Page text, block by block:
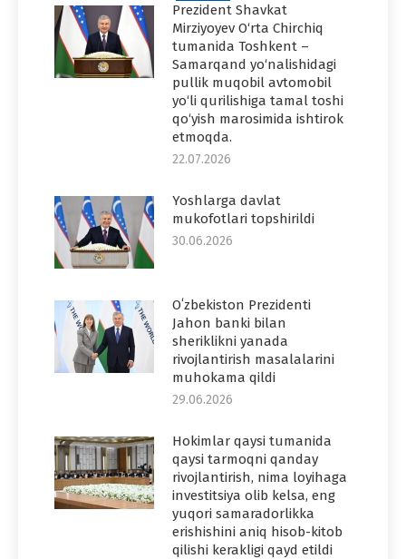
Prezident Shavkat
Mirziyoyev O‘rta Chirchiq
tumanida Toshkent –
Samarqand yo‘nalishidagi
pullik muqobil avtomobil
yo‘li qurilishiga tamal toshi
qo‘yish marosimida ishtirok
etmoqda.
22.07.2026
Yoshlarga davlat
mukofotlari topshirildi
30.06.2026
Oʻzbekiston Prezidenti
Jahon banki bilan
sheriklikni yanada
rivojlantirish masalalarini
muhokama qildi
29.06.2026
Hokimlar qaysi tumanida
qaysi tarmoqni qanday
rivojlantirish, nima loyihaga
investitsiya olib kelsa, eng
yuqori samaradorlikka
erishishini aniq hisob-kitob
qilishi kerakligi qayd etildi